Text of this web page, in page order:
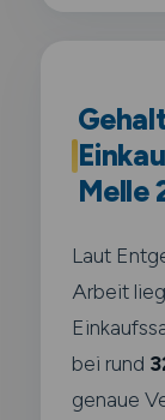
Melle
Laut
Arbeit
bei rund
genaue